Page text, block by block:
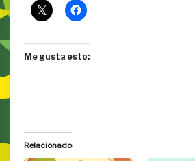
Me gusta esto:
Relacionado